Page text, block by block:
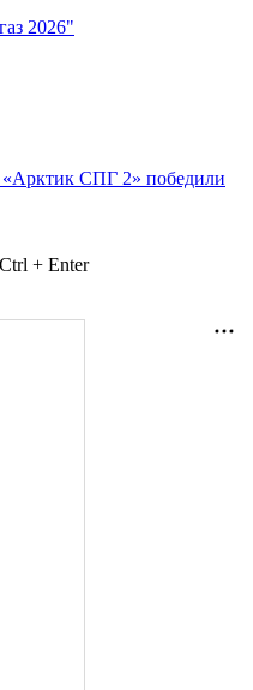
2026"
«Арктик СПГ 2» победили
+ Enter